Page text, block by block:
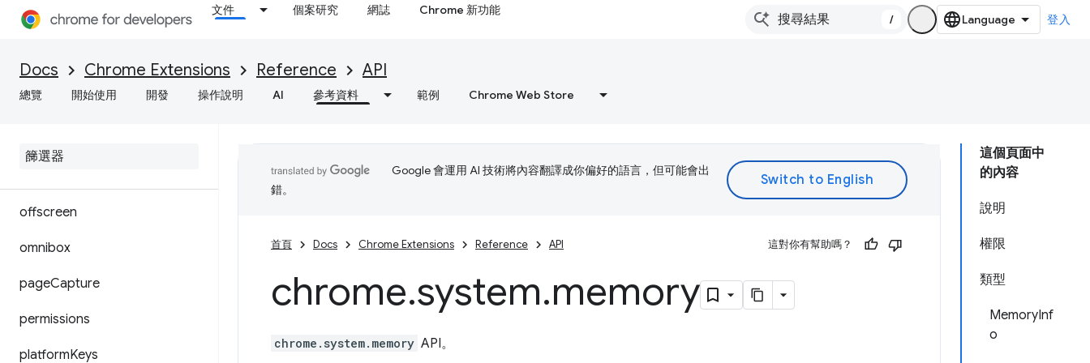
文件 個案研究 網誌 Chrome 新功能
/ 登入
Docs Chrome Extensions Reference API
總覽 開始使用 開發 操作說明 AI 參考資料 範例 Chrome Web Store
instanceID
loginState
management
offscreen
omnibox
pageCapture
permissions
platformKeys
這個頁面中
的內容
說明
權限
類型
MemoryInf
o
Google 會運用 AI 技術將內容翻譯成你偏好的語言，但可能會出
錯。
首頁 Docs Chrome Extensions Reference API 這對你有幫助嗎？
chrome.system.memory
chrome.system.memory API。